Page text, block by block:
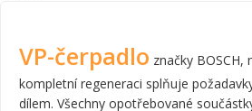
VP-čerpadlo značky
kompletní regeneraci splňuje
dílem. Všechny opotřebované